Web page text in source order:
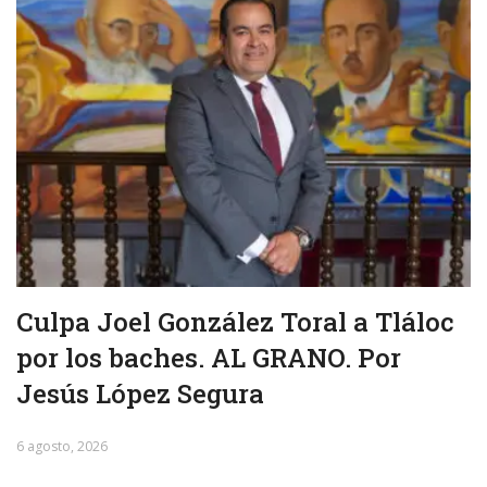
Culpa Joel González Toral a Tláloc
por los baches. AL GRANO. Por
Jesús López Segura
6 agosto, 2026